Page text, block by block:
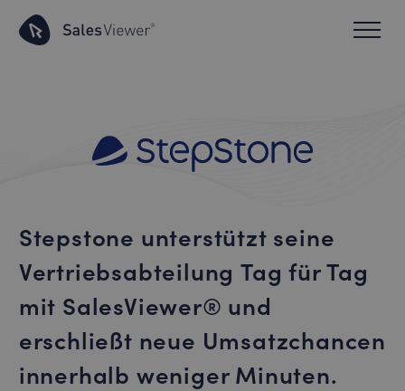
Stepstone unterstützt seine
Vertriebsabteilung Tag für Tag
mit SalesViewer® und
erschließt neue Umsatzchancen
innerhalb weniger Minuten.